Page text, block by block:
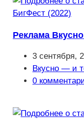
Реклама
Запись
3 сентября,
Рубрика
записи:
Вкусно — и
Комментарии
0